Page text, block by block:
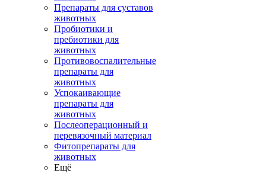
Препараты для суставов
животных
Пробиотики и
пребиотики для
животных
Противовоспалительные
препараты для
животных
Успокаивающие
препараты для
животных
Послеоперационный и
перевязочный материал
Фитопрепараты для
животных
Ещё